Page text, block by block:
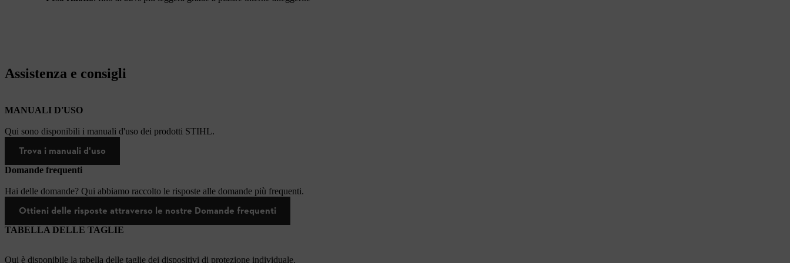
Assistenza e consigli
MANUALI D'USO
Qui sono disponibili i manuali d'uso dei prodotti STIHL.
Trova i manuali d'uso
Domande frequenti
Hai delle domande? Qui abbiamo raccolto le risposte alle domande più frequenti.
Ottieni delle risposte attraverso le nostre Domande frequenti
TABELLA DELLE TAGLIE
Qui è disponibile la tabella delle taglie dei dispositivi di protezione individuale.